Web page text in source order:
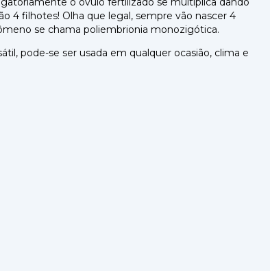
4 filhotes! Olha que legal, sempre vão nascer 4
se chama poliembrionia monozigótica.
pode-se ser usada em qualquer ocasião, clima e